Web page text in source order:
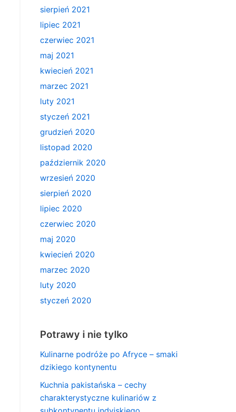
sierpień 2021
lipiec 2021
czerwiec 2021
maj 2021
kwiecień 2021
marzec 2021
luty 2021
styczeń 2021
grudzień 2020
listopad 2020
październik 2020
wrzesień 2020
sierpień 2020
lipiec 2020
czerwiec 2020
maj 2020
kwiecień 2020
marzec 2020
luty 2020
styczeń 2020
Potrawy i nie tylko
Kulinarne podróże po Afryce – smaki
dzikiego kontynentu
Kuchnia pakistańska – cechy
charakterystyczne kulinariów z